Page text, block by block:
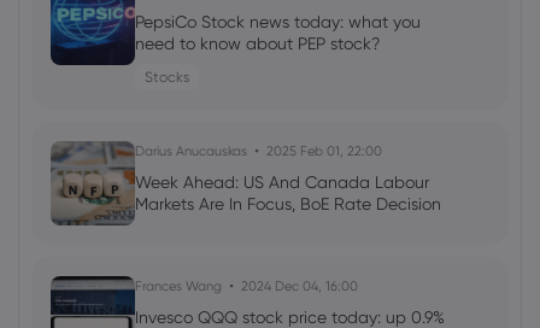
PepsiCo Stock news today: what you
need to know about PEP stock?
Stocks
Darius Anucauskas 2025 Feb 01, 22:00
Week Ahead: US And Canada Labour
Markets Are In Focus, BoE Rate Decision
Frances Wang 2024 Dec 04, 16:00
Invesco QQQ stock price today: up 0.9%